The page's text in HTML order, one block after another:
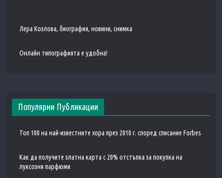
Лера Козлова, биография, новини, снимка
Онлайн типографията е удобна!
Популярни Публикации
Топ 100 на най-известните хора през 2010 г. според списание Forbes
Как да получите златна карта с 20% отстъпка за покупка на
луксозни парфюми